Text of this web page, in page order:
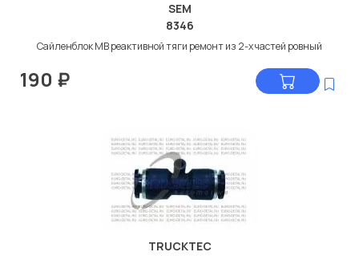
SEM
8346
Сайленблок МВ реактивной тяги ремонт из 2-х частей ровный
190 ₽
TRUCKTEC